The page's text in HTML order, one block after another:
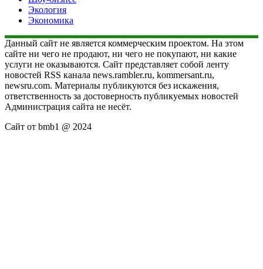
Экология
Экономика
Данный сайт не является коммерческим проектом. На этом
сайте ни чего не продают, ни чего не покупают, ни какие
услуги не оказываются. Сайт представляет собой ленту
новостей RSS канала news.rambler.ru, kommersant.ru,
newsru.com. Материалы публикуются без искажения,
ответственность за достоверность публикуемых новостей
Администрация сайта не несёт.
Сайт от bmb1 @ 2024